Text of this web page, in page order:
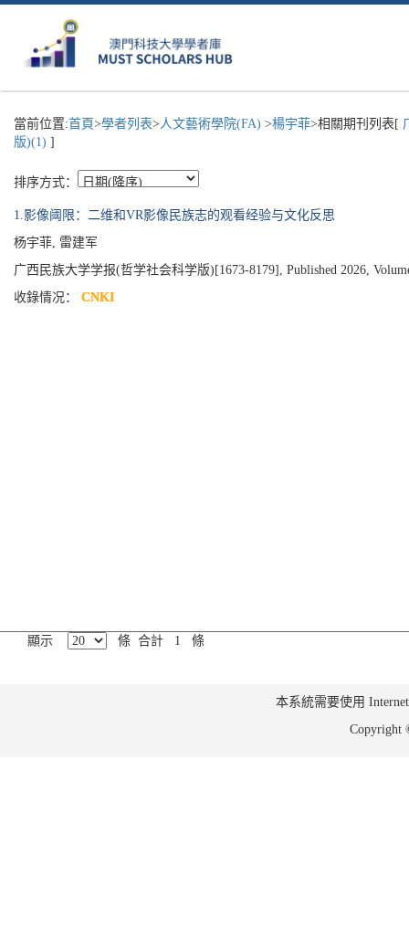
當前位置:首頁>學者列表>人文藝術學院(FA) >楊宇菲>相關期刊列表[
版)(1) ]
排序方式：
1.影像阈限：二维和VR影像民族志的观看经验与文化反思
杨宇菲, 雷建军
广西民族大学学报(哲学社会科学版)[1673-8179], Published 2026,
收錄情况： CNKI
顯示 條 合計 1 條
本系統需要使用
Copyright